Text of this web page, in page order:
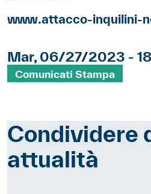
www.attacco-inquilini-
Mar, 06/27/2023 -
Mots clés
Comunicati Stampa
Condividere
attualità